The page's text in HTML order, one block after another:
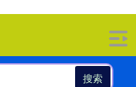
搜索